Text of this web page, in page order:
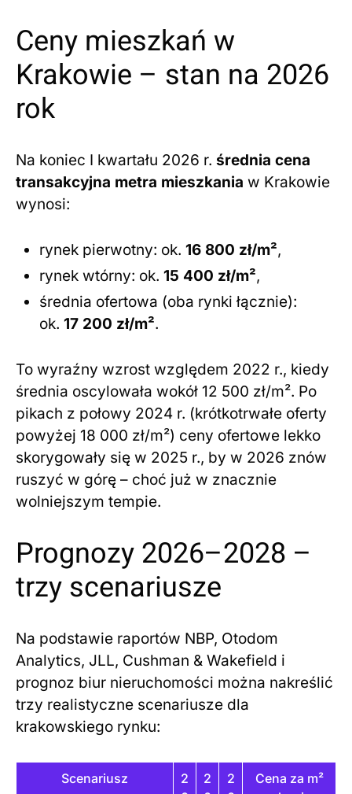
Ceny mieszkań w
Krakowie – stan na 2026
rok
Na koniec I kwartału 2026 r. średnia cena
transakcyjna metra mieszkania w Krakowie
wynosi:
rynek pierwotny: ok. 16 800 zł/m²,
rynek wtórny: ok. 15 400 zł/m²,
średnia ofertowa (oba rynki łącznie):
ok. 17 200 zł/m².
To wyraźny wzrost względem 2022 r., kiedy
średnia oscylowała wokół 12 500 zł/m². Po
pikach z połowy 2024 r. (krótkotrwałe oferty
powyżej 18 000 zł/m²) ceny ofertowe lekko
skorygowały się w 2025 r., by w 2026 znów
ruszyć w górę – choć już w znacznie
wolniejszym tempie.
Prognozy 2026–2028 –
trzy scenariusze
Na podstawie raportów NBP, Otodom
Analytics, JLL, Cushman & Wakefield i
prognoz biur nieruchomości można nakreślić
trzy realistyczne scenariusze dla
krakowskiego rynku:
Scenariusz
2
2
2
Cena za m²